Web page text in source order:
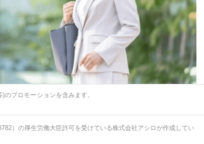
のプロモーションを含みます。
）の厚生労働大臣許可を受けている株式会社アシロが作成してい